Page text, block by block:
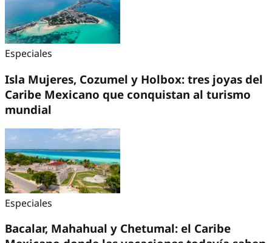
Especiales
Isla Mujeres, Cozumel y Holbox: tres joyas del
Caribe Mexicano que conquistan al turismo
mundial
Especiales
Bacalar, Mahahual y Chetumal: el Caribe